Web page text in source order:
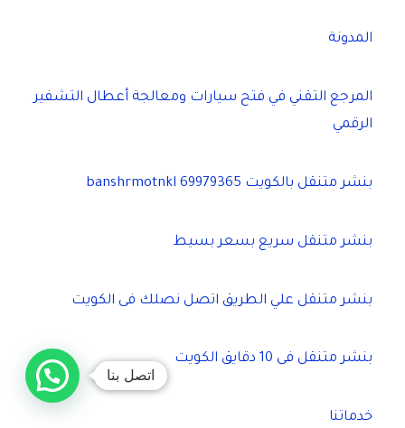
المدونة
المرجع التقني في فتح سيارات ومعالجة أعطال التشفير
الرقمي
بنشر متنقل بالكويت banshrmotnkl 69979365
بنشر متنقل سريع بسعر بسيط
بنشر متنقل علي الطريق اتصل نصلك فى الكويت
بنشر متنقل فى 10 دقايق الكويت
خدماتنا
اتصل بنا